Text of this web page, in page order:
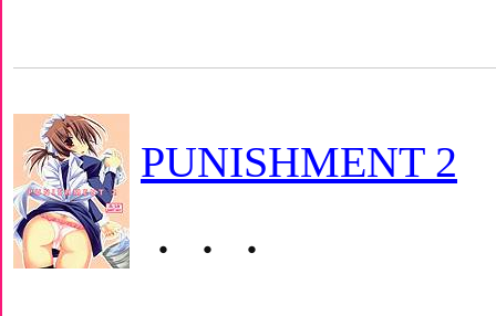
PUNISHMENT 2
・・・